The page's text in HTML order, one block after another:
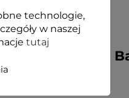
laboratorium.
technologie,
w naszej
tutaj